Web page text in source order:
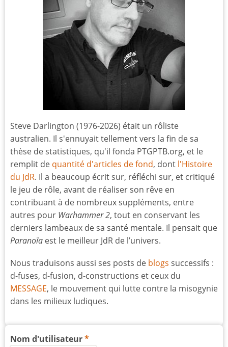
Steve Darlington (1976-2026) était un rôliste
australien. Il s'ennuyait tellement vers la fin de sa
thèse de statistiques, qu'il fonda PTGPTB.org, et le
remplit de quantité d'articles de fond, dont l'Histoire
du JdR. Il a beaucoup écrit sur, réfléchi sur, et critiqué
le jeu de rôle, avant de réaliser son rêve en
contribuant à de nombreux suppléments, entre
autres pour Warhammer 2, tout en conservant les
derniers lambeaux de sa santé mentale. Il pensait que
Paranoïa est le meilleur JdR de l’univers.
Nous traduisons aussi ses posts de blogs successifs :
d-fuses, d-fusion, d-constructions et ceux du
MESSAGE, le mouvement qui lutte contre la misogynie
dans les milieux ludiques.
Nom d'utilisateur